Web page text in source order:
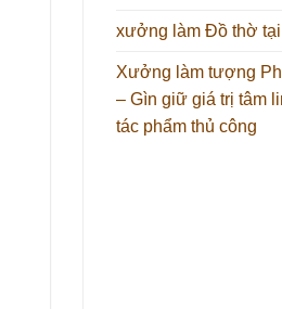
xưởng làm Đồ thờ
Xưởng làm tượng
– Gìn giữ giá trị tâm
tác phẩm thủ công